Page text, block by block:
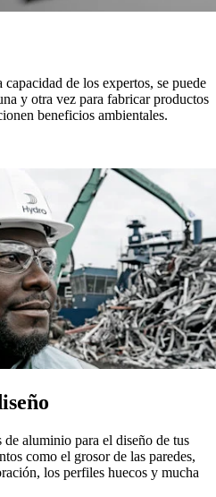
de los expertos, se puede
y otra vez para fabricar productos
beneficios ambientales.
aluminio para el diseño de tus
como el grosor de las paredes,
los perfiles huecos y mucha